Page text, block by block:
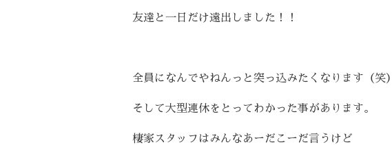
友達と一日だけ遠出しました！！
全員になんでやねんっと突っ込みたくなります（笑）
そして大型連休をとってわかった事があります。
棲家スタッフはみんなあーだこーだ言うけど